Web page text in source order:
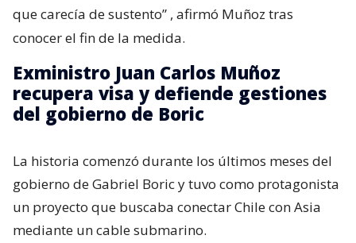
que carecía de sustento” , afirmó Muñoz tras
conocer el fin de la medida.
Exministro Juan Carlos Muñoz
recupera visa y defiende gestiones
del gobierno de Boric
La historia comenzó durante los últimos meses del
gobierno de Gabriel Boric y tuvo como protagonista
un proyecto que buscaba conectar Chile con Asia
mediante un cable submarino.